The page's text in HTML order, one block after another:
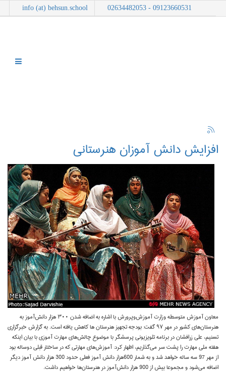
09123660531 - 02634482053
info (at) behsun.school
افزایش دانش‌ آموزان هنرستانی
معاون آموزش متوسطه وزارت آموزش‌وپرورش با اشاره به اضافه شدن ۳۰۰ هزار دانش‌آموز به
هنرستان‌های کشور در مهر ۹۷ گفت:‌ بودجه تجهیز هنرستان‌ ها کاهش یافته است. به گزارش خبرگزاری
تسنیم، علی زرافشان در برنامه تلویزیونی پرسشگر با موضوع چالش‌های مهارت آموزی با بیان اینکه
هفته ملی مهارت را پشت سر می‌گذاریم، اظهار کرد: آموزش‌های مهارتی که در ساختار قبلی دوساله بود
از مهر 97 سه ساله خواهد شد و به شمار 600هزار دانش آموز فعلی حدود 300 هزار دانش آموز دیگر
اضافه می‌شود و مجموعا بیش از 900 هزار دانش‌آموز در هنرستان‌ها خواهیم داشت.